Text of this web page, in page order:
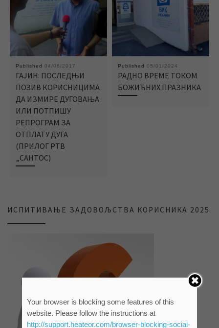
Published 04/06/2017
ГАЈИН: ПОСЛЕДЊИ
ПОЗИВ КОРИСНИЦИМА
ДА ИЗМИРЕ ДУГОВАЊА
ИЛИ ПОТПИШУ
РЕПРОГРАМ ЗА
ОТПЛАТУ ДУГА
(ПРИЛОГ РТВ
„САНТОС)
Published 05/01/2024
РАДНО ВРЕМЕ ТОКОМ
БОЖИЋНИХ ПРАЗНИКА
ИСПИТИВАЊЕ ЗАДОВОЉСТВА КОРИСНИКА 2025
Your browser is blocking some features of this
website. Please follow the instructions at
http://support.heateor.com/browser-blocking-social-